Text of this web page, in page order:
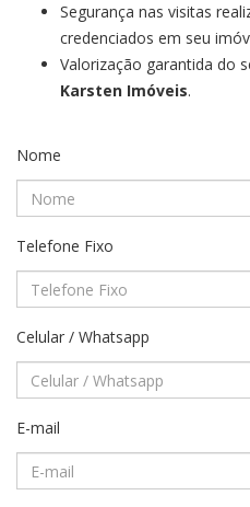
Segurança nas visitas
credenciados em seu
Valorização garantida do
Karsten Imóveis.
Nome
Telefone Fixo
Celular / Whatsapp
E-mail